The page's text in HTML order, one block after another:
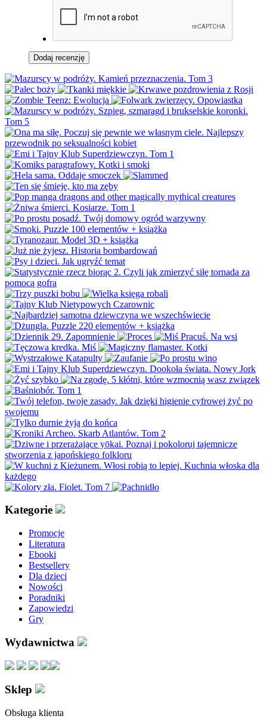
Dodaj recenzję
Kategorie
Promocje
Literatura
Ebooki
Bestsellery
Dla dzieci
Nowości
Poradniki
Zapowiedzi
Gry
Wydawnictwa
Sklep
Obsługa klienta